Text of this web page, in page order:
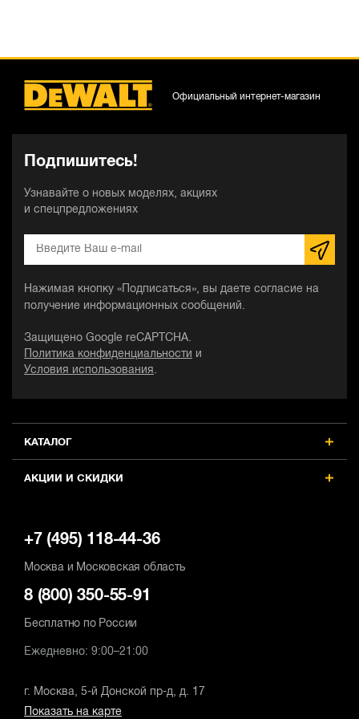
КАТАЛОГ
АКЦИИ И СКИДКИ
Подпишитесь!
Узнавайте о новых моделях, акциях
и спецпредложениях
Нажимая кнопку «Подписаться», вы даете согласие на
получение информационных сообщений.
Защищено Google reCAPTCHA.
Политика конфиденциальности и
Условия использования.
Официальный интернет-магазин
+7 (495) 118-44-36
Москва и Московская область
8 (800) 350-55-91
Бесплатно по России
Ежедневно: 9:00–21:00
г. Москва, 5-й Донской пр-д, д. 17
Показать на карте